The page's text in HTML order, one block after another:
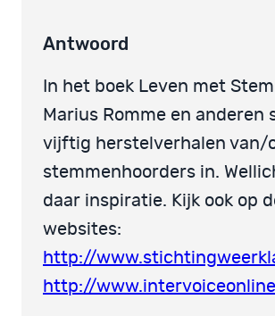
Antwoord
In het boek Leven met
Marius Romme en anderen
vijftig herstelverhalen van/
stemmenhoorders in.
daar inspiratie. Kijk ook op
websites:
http://
http://